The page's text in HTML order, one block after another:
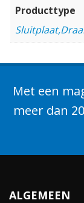
Producttype
Met een
meer dan
ALGEMEEN